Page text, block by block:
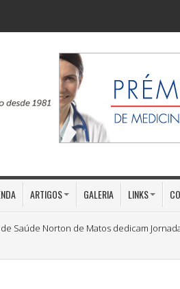
ARTIGOS GALERIA LINKS
Saúde Norton de Matos dedicam